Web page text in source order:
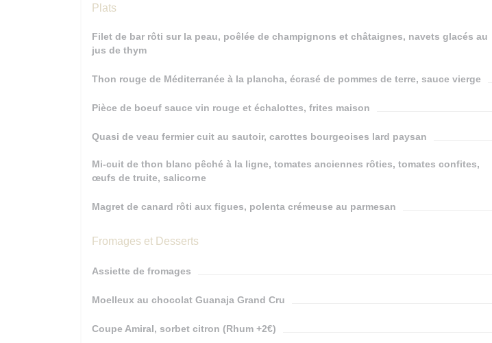
Plats
Filet de bar rôti sur la peau, poêlée de champignons et châtaignes, navets glacés au
jus de thym
Thon rouge de Méditerranée à la plancha, écrasé de pommes de terre, sauce vierge
Pièce de boeuf sauce vin rouge et échalottes, frites maison
Quasi de veau fermier cuit au sautoir, carottes bourgeoises lard paysan
Mi-cuit de thon blanc pêché à la ligne, tomates anciennes rôties, tomates confites,
œufs de truite, salicorne
Magret de canard rôti aux figues, polenta crémeuse au parmesan
Fromages et Desserts
Assiette de fromages
Moelleux au chocolat Guanaja Grand Cru
Coupe Amiral, sorbet citron (Rhum +2€)